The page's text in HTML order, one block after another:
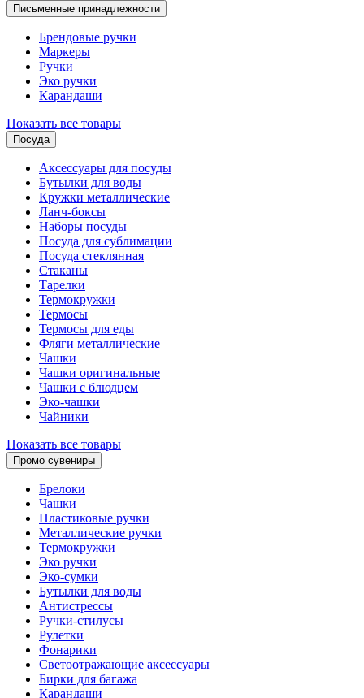
Письменные принадлежности
Брендовые ручки
Маркеры
Ручки
Эко ручки
Карандаши
Показать все товары
Посуда
Аксессуары для посуды
Бутылки для воды
Кружки металлические
Ланч-боксы
Наборы посуды
Посуда для сублимации
Посуда стеклянная
Стаканы
Тарелки
Термокружки
Термосы
Термосы для еды
Фляги металлические
Чашки
Чашки оригинальные
Чашки с блюдцем
Эко-чашки
Чайники
Показать все товары
Промо сувениры
Брелоки
Чашки
Пластиковые ручки
Металлические ручки
Термокружки
Эко ручки
Эко-сумки
Бутылки для воды
Антистрессы
Ручки-стилусы
Рулетки
Фонарики
Светоотражающие аксессуары
Бирки для багажа
Карандаши